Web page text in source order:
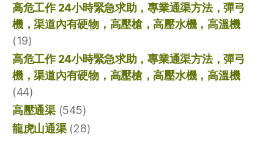
高危工作 24小時緊急求助，專業通渠方法，彈弓
機，渠道內有硬物，高壓槍，高壓水機，高溫機
(19)
高危工作 24小時緊急求助，專業通渠方法，彈弓
機，渠道內有硬物，高壓槍，高壓水機，高溫機
(44)
高壓通渠(545)
龍虎山通渠(28)